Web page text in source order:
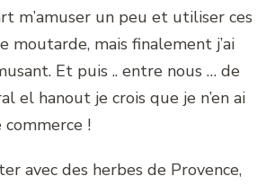
m’amuser un peu et utiliser ces
moutarde, mais finalement j’ai
Et puis .. entre nous … de
el hanout je crois que je n’en ai
commerce !
avec des herbes de Provence,